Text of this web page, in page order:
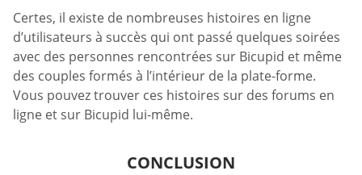
Certes, il existe de nombreuses histoires en ligne
d’utilisateurs à succès qui ont passé quelques soirées
avec des personnes rencontrées sur Bicupid et même
des couples formés à l’intérieur de la plate-forme.
Vous pouvez trouver ces histoires sur des forums en
ligne et sur Bicupid lui-même.
CONCLUSION